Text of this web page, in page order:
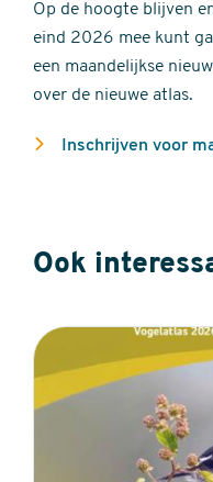
Op de hoogte blijven
eind 2026 mee kunt
een maandelijkse
over de nieuwe atlas.
Inschrijven voor
Ook